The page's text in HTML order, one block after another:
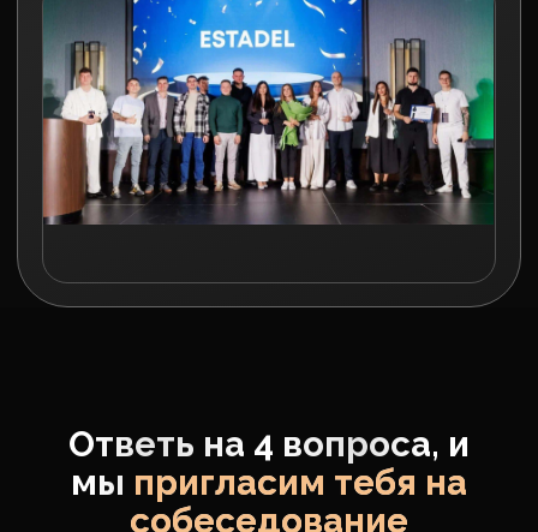
Руководитель Estadel
Вырос из маркетингового
бизнеса, перенес успешный опыт
и стратегии работы более чем с
50 проектами в компанию
«Наша реклама выгоднее ближайшего
конкурента в 2,5 раза по данным
персонального менеджера в Я.Директ»